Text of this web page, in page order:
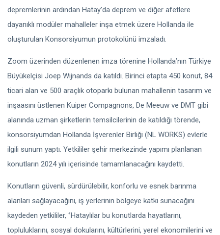
depremlerinin ardından Hatay’da deprem ve diğer afetlere
dayanıklı modüler mahalleler inşa etmek üzere Hollanda ile
oluşturulan Konsorsiyumun protokolünü imzaladı.
Zoom üzerinden düzenlenen imza törenine Hollanda’nın Türkiye
Büyükelçisi Joep Wijnands da katıldı. Birinci etapta 450 konut, 84
ticari alan ve 500 araçlık otoparkı bulunan mahallenin tasarım ve
inşaasını üstlenen Kuiper Compagnons, De Meeuw ve DMT gibi
alanında uzman şirketlerin temsilcilerinin de katıldığı törende,
konsorsiyumdan Hollanda İşverenler Birliği (NL WORKS) evlerle
ilgili sunum yaptı. Yetkililer şehir merkezinde yapımı planlanan
konutların 2024 yılı içerisinde tamamlanacağını kaydetti.
Konutların güvenli, sürdürülebilir, konforlu ve esnek barınma
alanları sağlayacağını, iş yerlerinin bölgeye katkı sunacağını
kaydeden yetkililer, ‘’Hataylılar bu konutlarda hayatlarını,
topluluklarını, sosyal dokularını, kültürlerini, yerel ekonomilerini ve